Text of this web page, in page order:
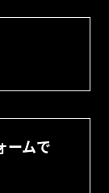
ームで